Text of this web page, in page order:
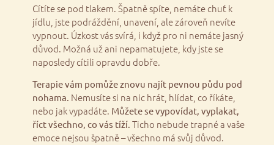
Cítíte se pod tlakem. Špatně spíte, nemáte chuť k
jídlu, jste podráždění, unavení, ale zároveň nevíte
vypnout. Úzkost vás svírá, i když pro ni nemáte jasný
důvod. Možná už ani nepamatujete, kdy jste se
naposledy cítili opravdu dobře.
Terapie vám pomůže znovu najít pevnou půdu pod
nohama. Nemusíte si na nic hrát, hlídat, co říkáte,
nebo jak vypadáte. Můžete se vypovídat, vyplakat,
říct všechno, co vás tíží. Ticho nebude trapné a vaše
emoce nejsou špatně – všechno má svůj důvod.